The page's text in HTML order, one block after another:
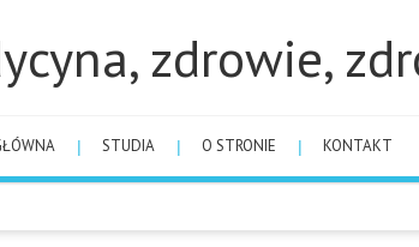
zdrowie,
STUDIA O STRONIE KONTAKT